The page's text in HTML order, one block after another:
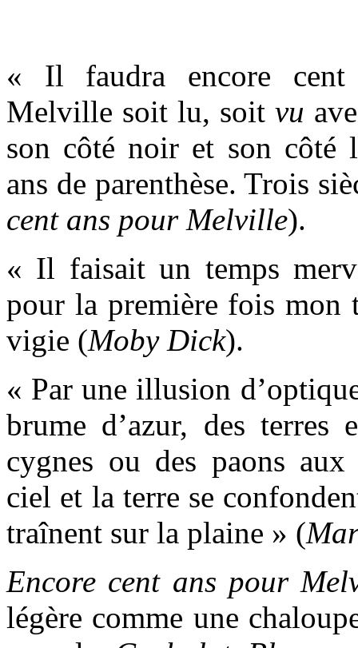
« Il faudra encore cent
Melville soit lu, soit vu
son côté noir et son
ans de parenthèse. Trois
cent ans pour Melville).
« Il faisait un temps
pour la première fois mon
vigie (Moby Dick).
« Par une illusion
brume d’azur, des terres
cygnes ou des paons
ciel et la terre se
traînent sur la plaine » (
Encore cent ans pour
légère comme une